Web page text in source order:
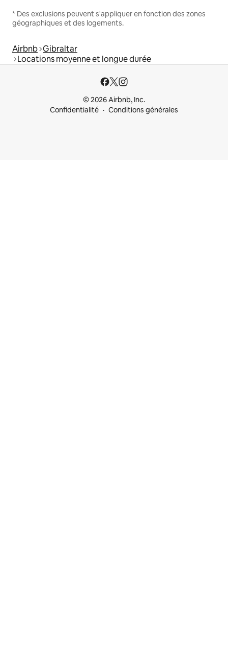
* Des exclusions peuvent s'appliquer en fonction des zones
géographiques et des logements.
Airbnb Gibraltar
Locations moyenne et longue durée
© 2026 Airbnb, Inc.
Confidentialité
Conditions générales